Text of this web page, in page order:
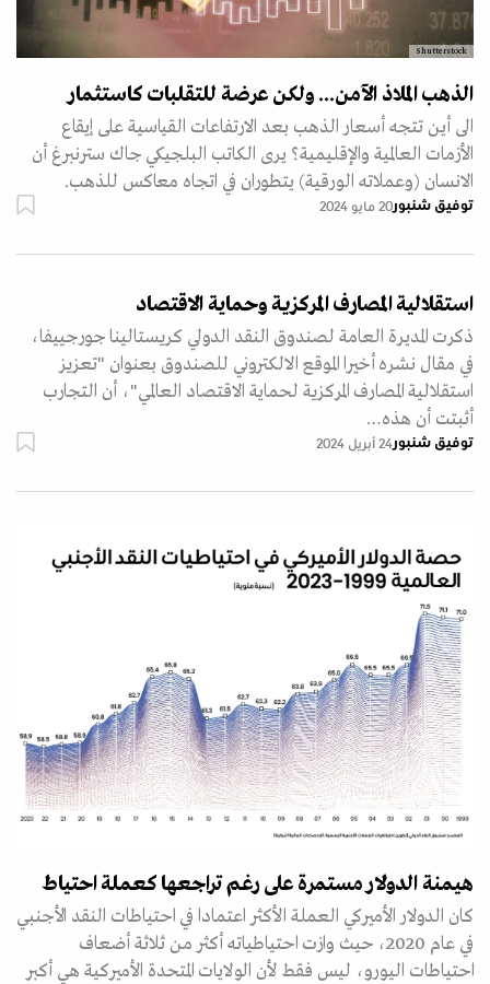
Shutterstock
الذهب الملاذ الآمن... ولكن عرضة للتقلبات كاستثمار
الى أين تتجه أسعار الذهب بعد الارتفاعات القياسية على إيقاع
الأزمات العالمية والإقليمية؟ يرى الكاتب البلجيكي جاك سترنبرغ أن
الانسان (وعملاته الورقية) يتطوران في اتجاه معاكس للذهب.
توفيق شنبور20 مايو 2024
استقلالية المصارف المركزية وحماية الاقتصاد
ذكرت المديرة العامة لصندوق النقد الدولي كريستالينا جورجييفا،
في مقال نشره أخيرا الموقع الالكتروني للصندوق بعنوان "تعزيز
استقلالية المصارف المركزية لحماية الاقتصاد العالمي"، أن التجارب
أثبتت أن هذه…
توفيق شنبور24 أبريل 2024
هيمنة الدولار مستمرة على رغم تراجعها كعملة احتياط
كان الدولار الأميركي العملة الأكثر اعتمادا في احتياطات النقد الأجنبي
في عام 2020، حيث وازت احتياطياته أكثر من ثلاثة أضعاف
احتياطات اليورو، ليس فقط لأن الولايات المتحدة الأميركية هي أكبر